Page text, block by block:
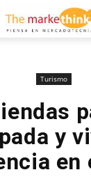
Turismo
y
en